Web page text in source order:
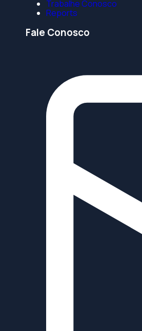
Trabalhe Conosco
Reports
Fale Conosco